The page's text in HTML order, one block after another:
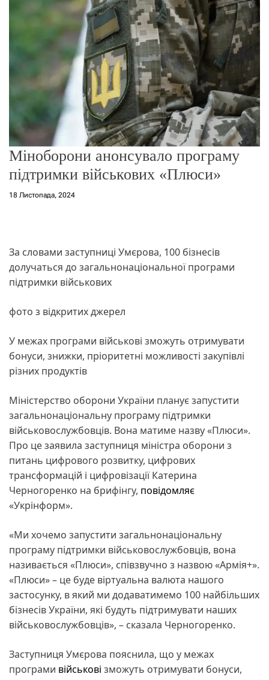
о
р
е
ж
м
у
Міноборони анонсувало програму
підтримки військових «Плюси»
18 Листопада, 2024
За словами заступниці Умєрова, 100 бізнесів
долучаться до загальнонаціональної програми
підтримки військових
фото з відкритих джерел
У межах програми військові зможуть отримувати
бонуси, знижки, пріоритетні можливості закупівлі
різних продуктів
Міністерство оборони України планує запустити
загальнонаціональну програму підтримки
військовослужбовців. Вона матиме назву «Плюси».
Про це заявила заступниця міністра оборони з
питань цифрового розвитку, цифрових
трансформацій і цифровізації Катерина
Черногоренко на брифінгу, повідомляє
«Укрінформ».
«Ми хочемо запустити загальнонаціональну
програму підтримки військовослужбовців, вона
називається «Плюси», співзвучно з назвою «Армія+».
«Плюси» – це буде віртуальна валюта нашого
застосунку, в який ми додаватимемо 100 найбільших
бізнесів України, які будуть підтримувати наших
військовослужбовців», – сказала Черногоренко.
Заступниця Умєрова пояснила, що у межах
програми військові зможуть отримувати бонуси,